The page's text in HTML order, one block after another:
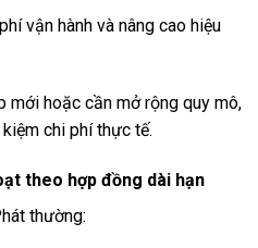
vận hành và nâng cao hiệu
mới hoặc cần mở rộng quy mô,
chi phí thực tế.
theo hợp đồng dài hạn
thường: